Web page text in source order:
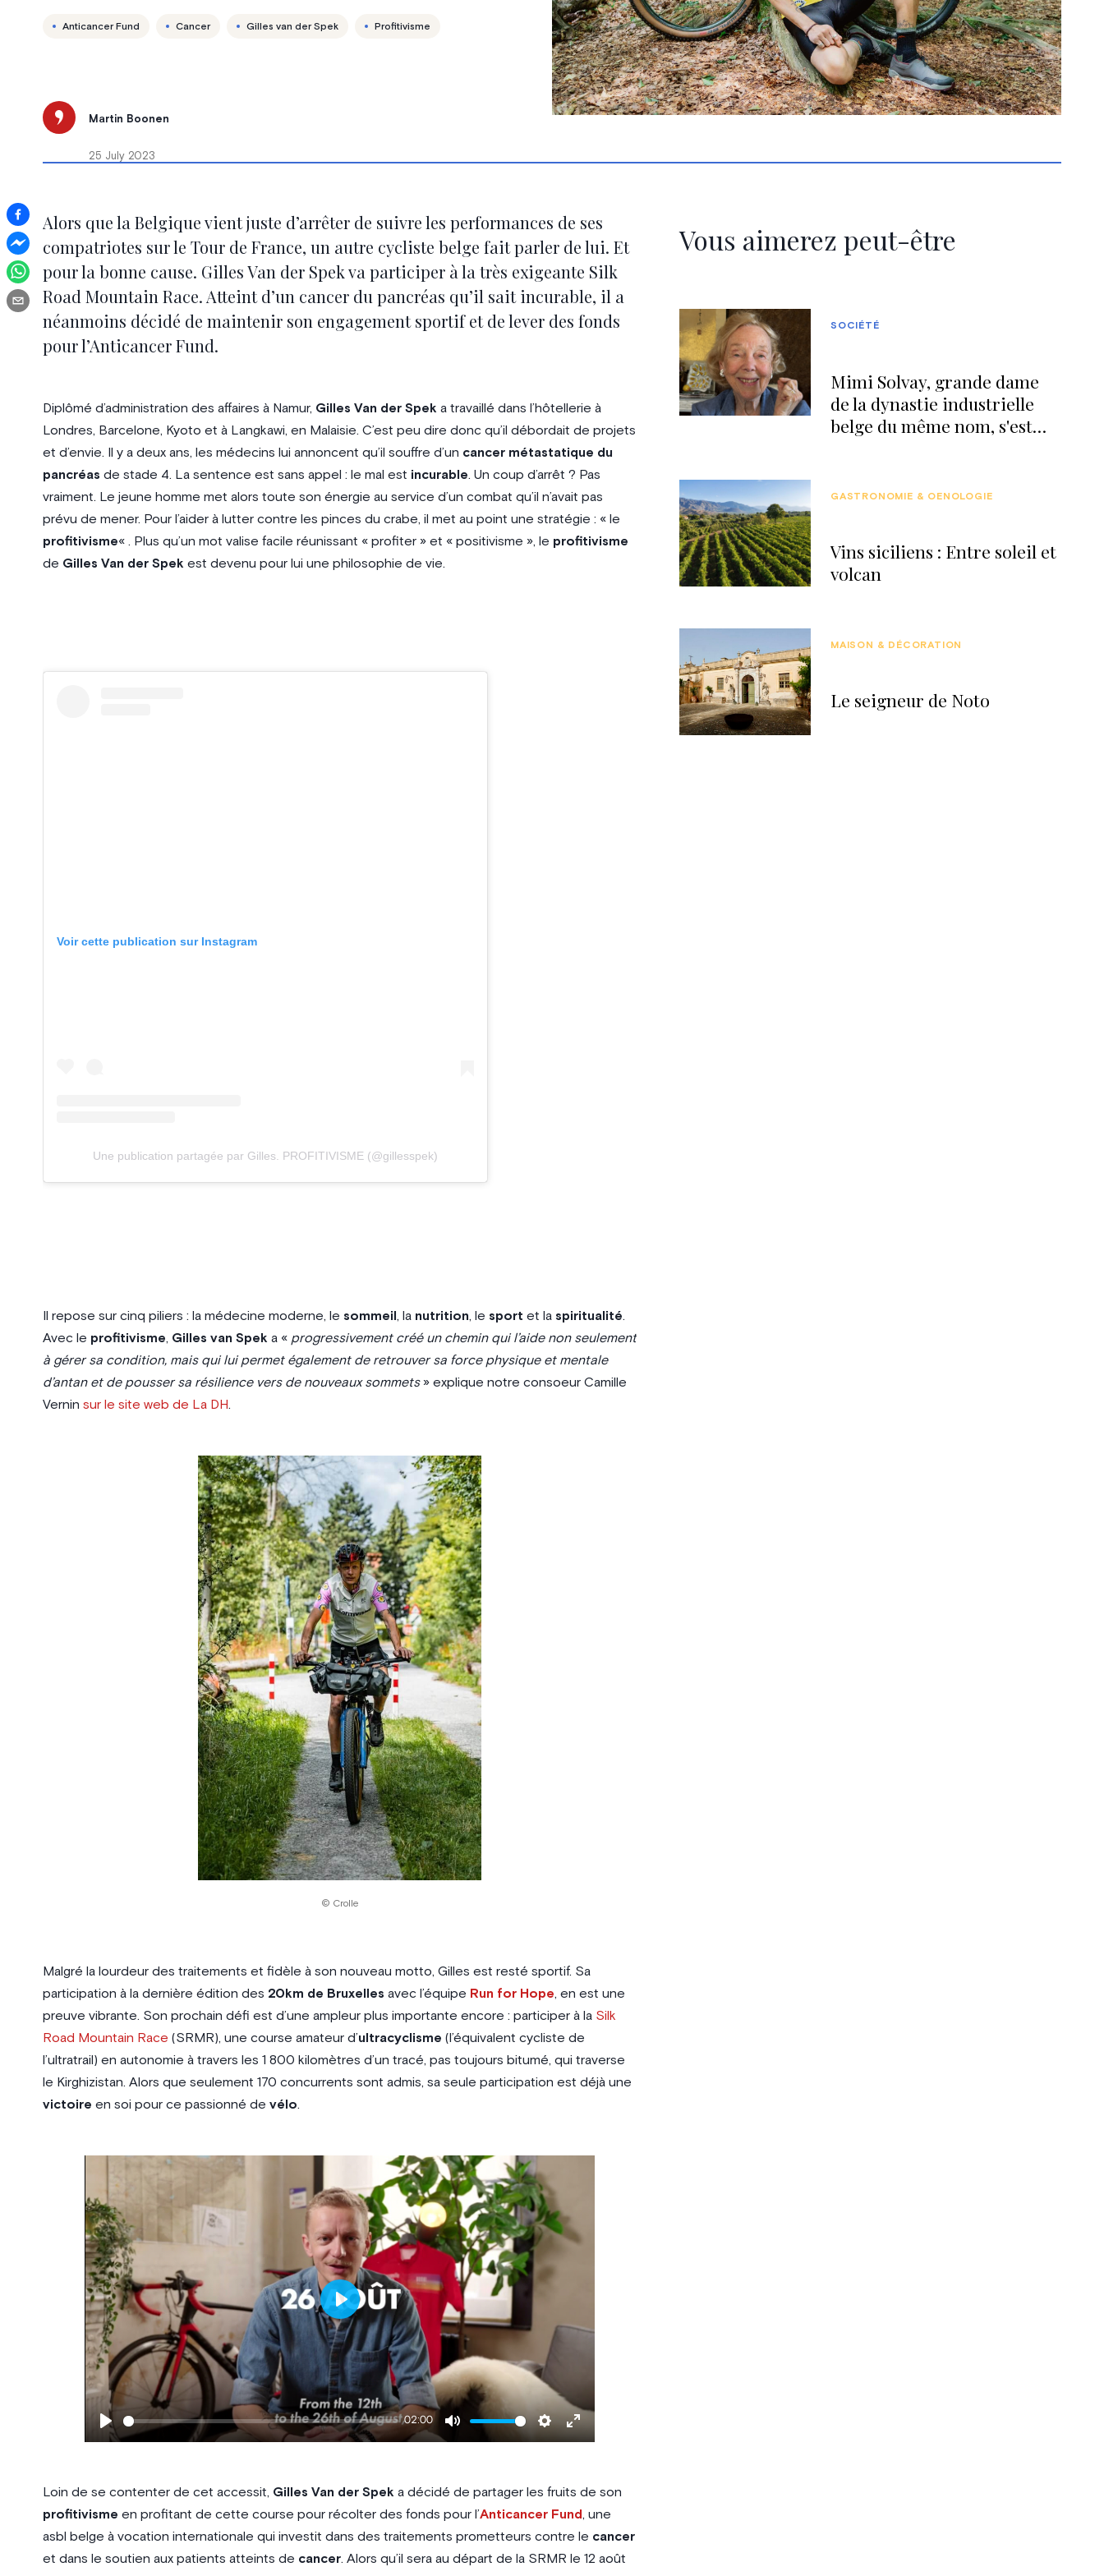
Anticancer Fund Cancer Gilles van der Spek Profitivisme
Martin Boonen
25 July 2023
Alors que la Belgique vient juste d’arrêter de suivre les performances de ses
compatriotes sur le Tour de France, un autre cycliste belge fait parler de lui. Et
pour la bonne cause. Gilles Van der Spek va participer à la très exigeante Silk
Road Mountain Race. Atteint d’un cancer du pancréas qu’il sait incurable, il a
néanmoins décidé de maintenir son engagement sportif et de lever des fonds
pour l’Anticancer Fund.
Diplômé d’administration des affaires à Namur, Gilles Van der Spek a travaillé dans l’hôtellerie à
Londres, Barcelone, Kyoto et à Langkawi, en Malaisie. C’est peu dire donc qu’il débordait de projets
et d’envie. Il y a deux ans, les médecins lui annoncent qu’il souffre d’un cancer métastatique du
pancréas de stade 4. La sentence est sans appel : le mal est incurable. Un coup d’arrêt ? Pas
vraiment. Le jeune homme met alors toute son énergie au service d’un combat qu’il n’avait pas
prévu de mener. Pour l’aider à lutter contre les pinces du crabe, il met au point une stratégie : « le
profitivisme« . Plus qu’un mot valise facile réunissant « profiter » et « positivisme », le profitivisme
de Gilles Van der Spek est devenu pour lui une philosophie de vie.
Voir cette publication sur Instagram
Une publication partagée par Gilles. PROFITIVISME (@gillesspek)
Il repose sur cinq piliers : la médecine moderne, le sommeil , la nutrition, le sport et la spiritualité.
Avec le profitivisme, Gilles van Spek a « progressivement créé un chemin qui l’aide non seulement
à gérer sa condition, mais qui lui permet également de retrouver sa force physique et mentale
d’antan et de pousser sa résilience vers de nouveaux sommets» explique notre consoeur Camille
Vernin sur le site web de La DH.
© Crolle
Malgré la lourdeur des traitements et fidèle à son nouveau motto, Gilles est resté sportif. Sa
participation à la dernière édition des 20km de Bruxelles avec l’équipe Run for Hope, en est une
preuve vibrante. Son prochain défi est d’une ampleur plus importante encore : participer à la Silk
Road Mountain Race (SRMR), une course amateur d’ultracyclisme (l’équivalent cycliste de
l’ultratrail) en autonomie à travers les 1 800 kilomètres d’un tracé, pas toujours bitumé, qui traverse
le Kirghizistan. Alors que seulement 170 concurrents sont admis, sa seule participation est déjà une
victoire en soi pour ce passionné de vélo.
Play
02:00
Play
Loin de se contenter de cet accessit, Gilles Van der Spek a décidé de partager les fruits de son
profitivisme en profitant de cette course pour récolter des fonds pour l’Anticancer Fund , une
asbl belge à vocation internationale qui investit dans des traitements prometteurs contre le cancer
et dans le soutien aux patients atteints de cancer. Alors qu’il sera au départ de la SRMR le 12 août
Vous aimerez peut-être
Mimi Solvay, grande dame
de la dynastie industrielle
belge du même nom, s'est
SOCIÉTÉ
Vins siciliens : Entre soleil et
volcan
GASTRONOMIE & OENOLOGIE
Le seigneur de Noto
MAISON & DÉCORATION